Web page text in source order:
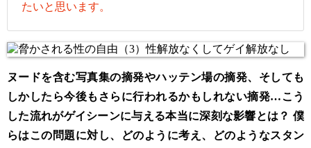
たいと思います。
ヌードを含む写真集の摘発やハッテン場の摘発、そしても
しかしたら今後もさらに行われるかもしれない摘発…こう
した流れがゲイシーンに与える本当に深刻な影響とは？ 僕
らはこの問題に対し、どのように考え、どのようなスタン